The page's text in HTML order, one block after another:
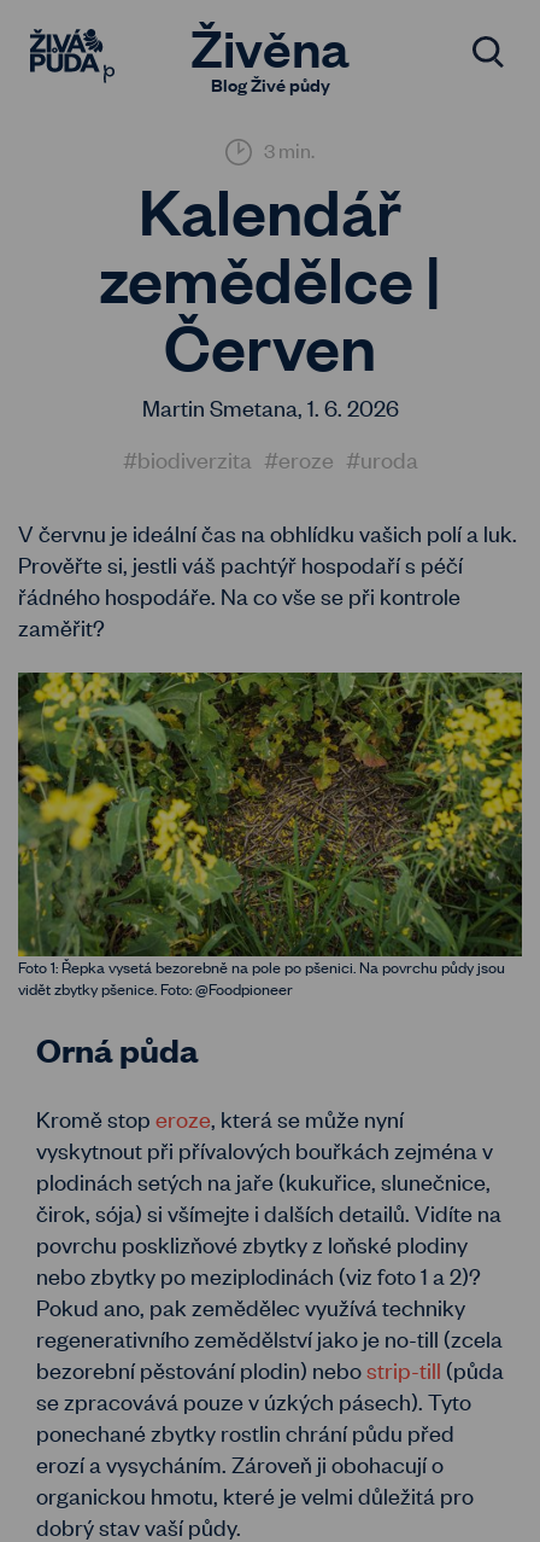
Živěna
Blog Živé půdy
3 min.
Kalendář
zemědělce |
Červen
Martin Smetana, 1. 6. 2026
#biodiverzita #eroze #uroda
V červnu je ideální čas na obhlídku vašich polí a luk.
Prověřte si, jestli váš pachtýř hospodaří s péčí
řádného hospodáře. Na co vše se při kontrole
zaměřit?
Foto 1: Řepka vysetá bezorebně na pole po pšenici. Na povrchu půdy jsou
vidět zbytky pšenice. Foto: @Foodpioneer
Orná půda
Kromě stop eroze , která se může nyní
vyskytnout při přívalových bouřkách zejména v
plodinách setých na jaře (kukuřice, slunečnice,
čirok, sója) si všímejte i dalších detailů. Vidíte na
povrchu posklizňové zbytky z loňské plodiny
nebo zbytky po meziplodinách (viz foto 1 a 2)?
Pokud ano, pak zemědělec využívá techniky
regenerativního zemědělství jako je no-till (zcela
bezorební pěstování plodin) nebostrip-till (půda
se zpracovává pouze v úzkých pásech). Tyto
ponechané zbytky rostlin chrání půdu před
erozí a vysycháním. Zároveň ji obohacují o
organickou hmotu, které je velmi důležitá pro
dobrý stav vaší půdy.